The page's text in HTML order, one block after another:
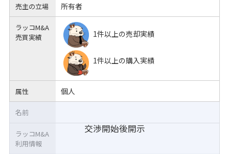
売主の立場 所有者
ラッコM&A
売買実績
1件以上の売却実績
1件以上の購入実績
属性 個人
交渉開始後開示
名前
ラッコM&A
利用情報